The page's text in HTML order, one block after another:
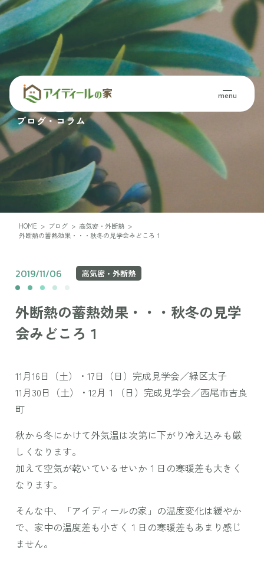
menu
Blog・Column
ブログ・コラム
HOME > ブログ > 高気密・外断熱 >
外断熱の蓄熱効果・・・秋冬の見学会みどころ１
2019/11/06 高気密・外断熱
外断熱の蓄熱効果・・・秋冬の見学
会みどころ１
11月16日（土）・17日（日）完成見学会／緑区太子
11月30日（土）・12月１（日）完成見学会／西尾市吉良
町
秋から冬にかけて外気温は次第に下がり冷え込みも厳
しくなります。
加えて空気が乾いているせいか１日の寒暖差も大きく
なります。
そんな中、「アイディールの家」の温度変化は緩やか
で、家中の温度差も小さく１日の寒暖差もあまり感じ
ません。